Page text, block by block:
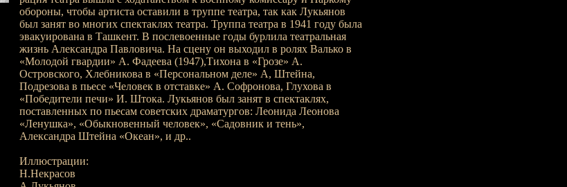
обороны, чтобы артиста оставили в труппе театра, так как Лукьянов
был занят во многих спектаклях театра. Труппа театра в 1941 году была
эвакуирована в Ташкент. В послевоенные годы бурлила театральная
жизнь Александра Павловича. На сцену он выходил в ролях Валько в
«Молодой гвардии» А. Фадеева (1947),Тихона в «Грозе» А.
Островского, Хлебникова в «Персональном деле» А, Штейна,
Подрезова в пьесе «Человек в отставке» А. Софронова, Глухова в
«Победители печи» И. Штока. Лукьянов был занят в спектаклях,
поставленных по пьесам советских дра­матургов: Леонида Леонова
«Ленушка», «Обыкновенный человек», «Садовник и тень»,
Александра Штейна «Океан», и др..
Иллюстрации:
Н.Некрасов